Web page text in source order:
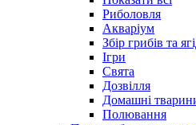
Риболовля
Акваріум
Збір грибів та
Ігри
Свята
Дозвілля
Домашні
Полювання